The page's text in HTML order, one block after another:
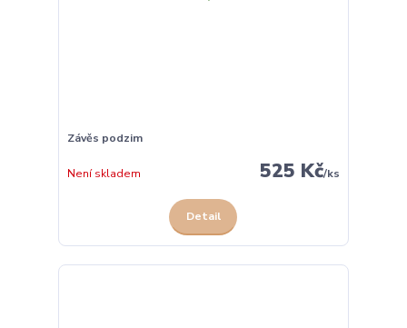
Závěs podzim
525 Kč/ks
Není skladem
Detail